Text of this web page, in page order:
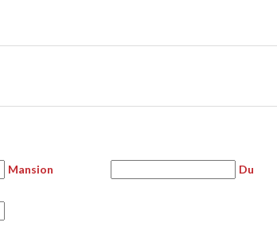
Mansion Du